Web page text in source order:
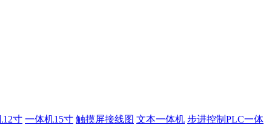
12寸 一体机15寸 触摸屏接线图 文本一体机 步进控制PLC一体